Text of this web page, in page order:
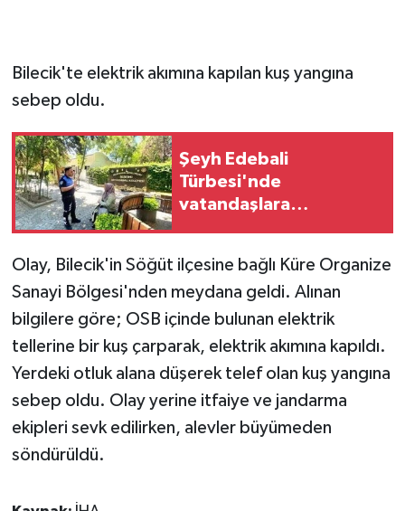
Bilecik'te elektrik akımına kapılan kuş yangına
sebep oldu.
Şeyh Edebali
Türbesi'nde
vatandaşlara
Olay, Bilecik'in Söğüt ilçesine bağlı Küre Organize
Sanayi Bölgesi'nden meydana geldi. Alınan
bilgilere göre; OSB içinde bulunan elektrik
tellerine bir kuş çarparak, elektrik akımına kapıldı.
Yerdeki otluk alana düşerek telef olan kuş yangına
sebep oldu. Olay yerine itfaiye ve jandarma
ekipleri sevk edilirken, alevler büyümeden
söndürüldü.
Gayrimenkul
GENEL
GÜNDEM
HABERDE İNSAN
İNSAN
İş Dünyası
Jandarma